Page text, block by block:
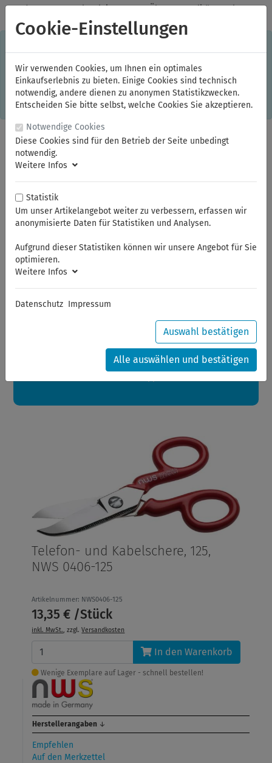
✓Jeden Monat starke Aktionen ✓Über 20 Qualitätsmarken ✓
Kostenlose Lieferung im Inland ab 150,00 Euro Bruttowarenwert
Einkaufserlebnis. Dabei werden beispielsweise die Session-
Informationen oder die Spracheinstellung auf Ihrem Rechner
gespeichert. Ohne Cookies ist der Funktionsumfang des
Online-Shops eingeschränkt. Sind Sie damit nicht
einverstanden, klicken Sie bitte hier.
Sommerferien
Sehr geehrte Kunden,
Ihre Bestellungen in diesem Zeitraum werden ab dem
24.08.2026 verschickt.
Eine schöne Sommerpause
Telefon- und Kabelschere, 125,
NWS 0406-125
Artikelnummer: NWS0406-125
13,35 € /Stück
inkl. MwSt., zzgl.Versandkosten
In den Warenkorb
Wenige Exemplare auf Lager - schnell bestellen!
Herstellerangaben ↓
Empfehlen
Auf den Merkzettel
Cookie-Einstellungen
Wir verwenden Cookies, um Ihnen ein optimales
Einkaufserlebnis zu bieten. Einige Cookies sind technisch
notwendig, andere dienen zu anonymen Statistikzwecken.
Entscheiden Sie bitte selbst, welche Cookies Sie akzeptieren.
Notwendige Cookies
Diese Cookies sind für den Betrieb der Seite unbedingt
notwendig.
Weitere Infos
Statistik
Um unser Artikelangebot weiter zu verbessern, erfassen wir
anonymisierte Daten für Statistiken und Analysen.
Aufgrund dieser Statistiken können wir unsere Angebot für Sie
optimieren.
Weitere Infos
Datenschutz Impressum
Auswahl bestätigen
Alle auswählen und bestätigen